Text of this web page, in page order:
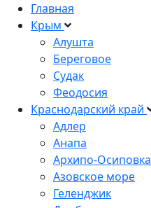
Главная
Крым
Алушта
Береговое
Судак
Феодосия
Краснодарский край
Адлер
Анапа
Архипо-Осиповка
Азовское море
Геленджик